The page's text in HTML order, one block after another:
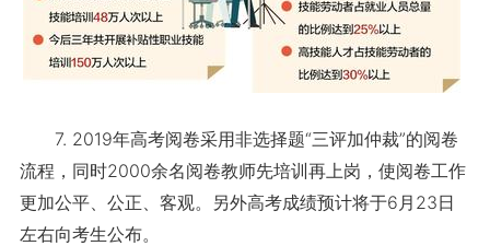
7. 2019年高考阅卷采用非选择题“三评加仲裁”的阅卷
流程，同时2000余名阅卷教师先培训再上岗，使阅卷工作
更加公平、公正、客观。另外高考成绩预计将于6月23日
左右向考生公布。